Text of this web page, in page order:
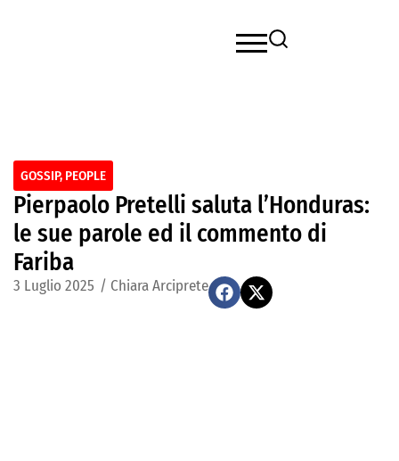
GOSSIP, PEOPLE
Pierpaolo Pretelli saluta l’Honduras:
le sue parole ed il commento di
Fariba
3 Luglio 2025 / Chiara Arciprete